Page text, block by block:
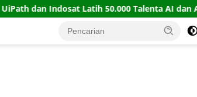
Indosat Latih 50.000 Talenta AI dan Automation